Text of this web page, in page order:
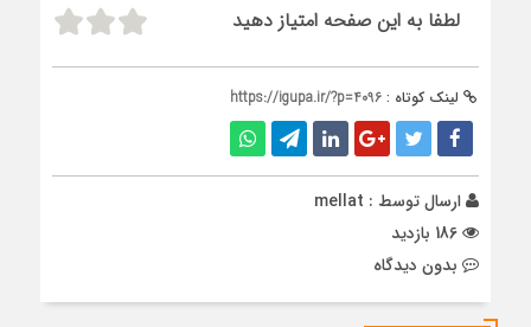
لطفا به این صفحه امتیاز دهید
لینک کوتاه : https://igupa.ir/?p=4096
ارسال توسط : mellat
بدون دیدگاه